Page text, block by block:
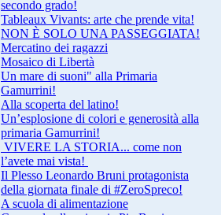
secondo grado!
Tableaux Vivants: arte che prende vita!
NON È SOLO UNA PASSEGGIATA!
Mercatino dei ragazzi
Mosaico di Libertà
Un mare di suoni" alla Primaria
Gamurrini!
Alla scoperta del latino!
Un’esplosione di colori e generosità alla
primaria Gamurrini!
VIVERE LA STORIA... come non
l’avete mai vista!
Il Plesso Leonardo Bruni protagonista
della giornata finale di #ZeroSpreco!
A scuola di alimentazione